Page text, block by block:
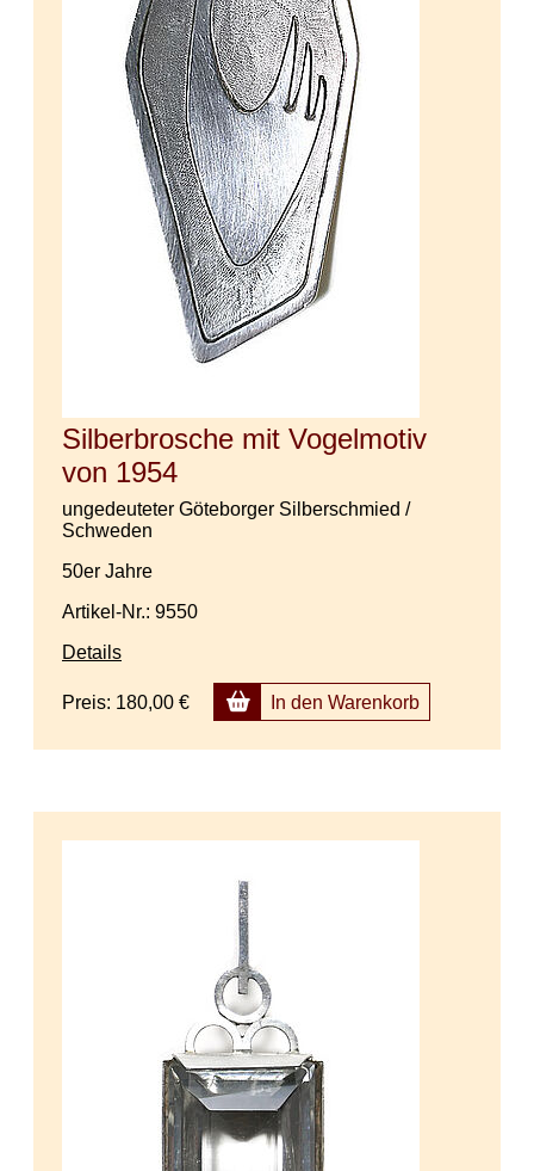
Silberbrosche mit Vogelmotiv
von 1954
ungedeuteter Göteborger Silberschmied /
Schweden
50er Jahre
Artikel-Nr.: 9550
Details
Preis: 180,00 € In den Warenkorb